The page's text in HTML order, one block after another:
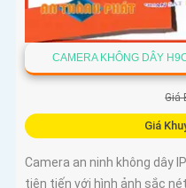
CAMERA KHÔNG DÂY
Giá
Giá
Camera an ninh không dây
tiên tiến với hình ảnh sắc